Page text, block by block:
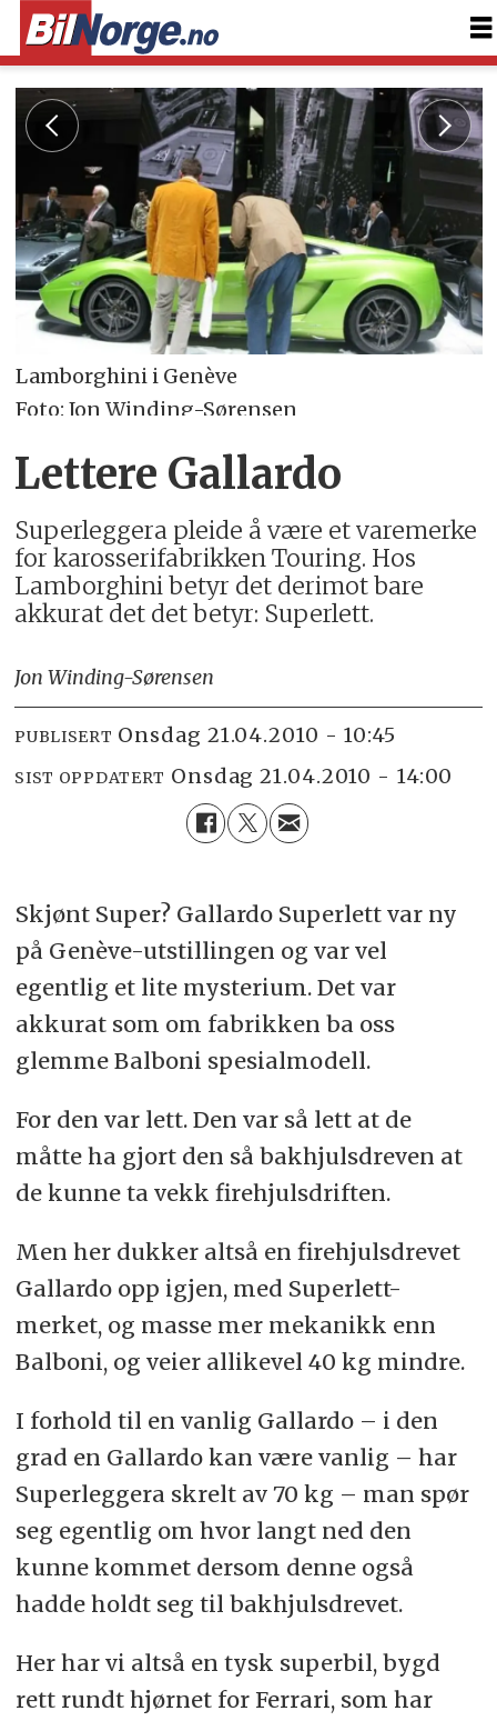
Lamborghini i Genève
Foto: Jon Winding-Sørensen
Lettere Gallardo
Superleggera pleide å være et varemerke
for karosserifabrikken Touring. Hos
Lamborghini betyr det derimot bare
akkurat det det betyr: Superlett.
Jon Winding-Sørensen
PUBLISERT onsdag 21.04.2010 - 10:45
SIST OPPDATERT onsdag 21.04.2010 - 14:00
Skjønt Super? Gallardo Superlett var ny
på Genève-utstillingen og var vel
egentlig et lite mysterium. Det var
akkurat som om fabrikken ba oss
glemme Balboni spesialmodell.
For den var lett. Den var så lett at de
måtte ha gjort den så bakhjulsdreven at
de kunne ta vekk firehjulsdriften.
Men her dukker altså en firehjulsdrevet
Gallardo opp igjen, med Superlett-
merket, og masse mer mekanikk enn
Balboni, og veier allikevel 40 kg mindre.
I forhold til en vanlig Gallardo – i den
grad en Gallardo kan være vanlig – har
Superleggera skrelt av 70 kg – man spør
seg egentlig om hvor langt ned den
kunne kommet dersom denne også
hadde holdt seg til bakhjulsdrevet.
Her har vi altså en tysk superbil, bygd
rett rundt hjørnet for Ferrari, som har